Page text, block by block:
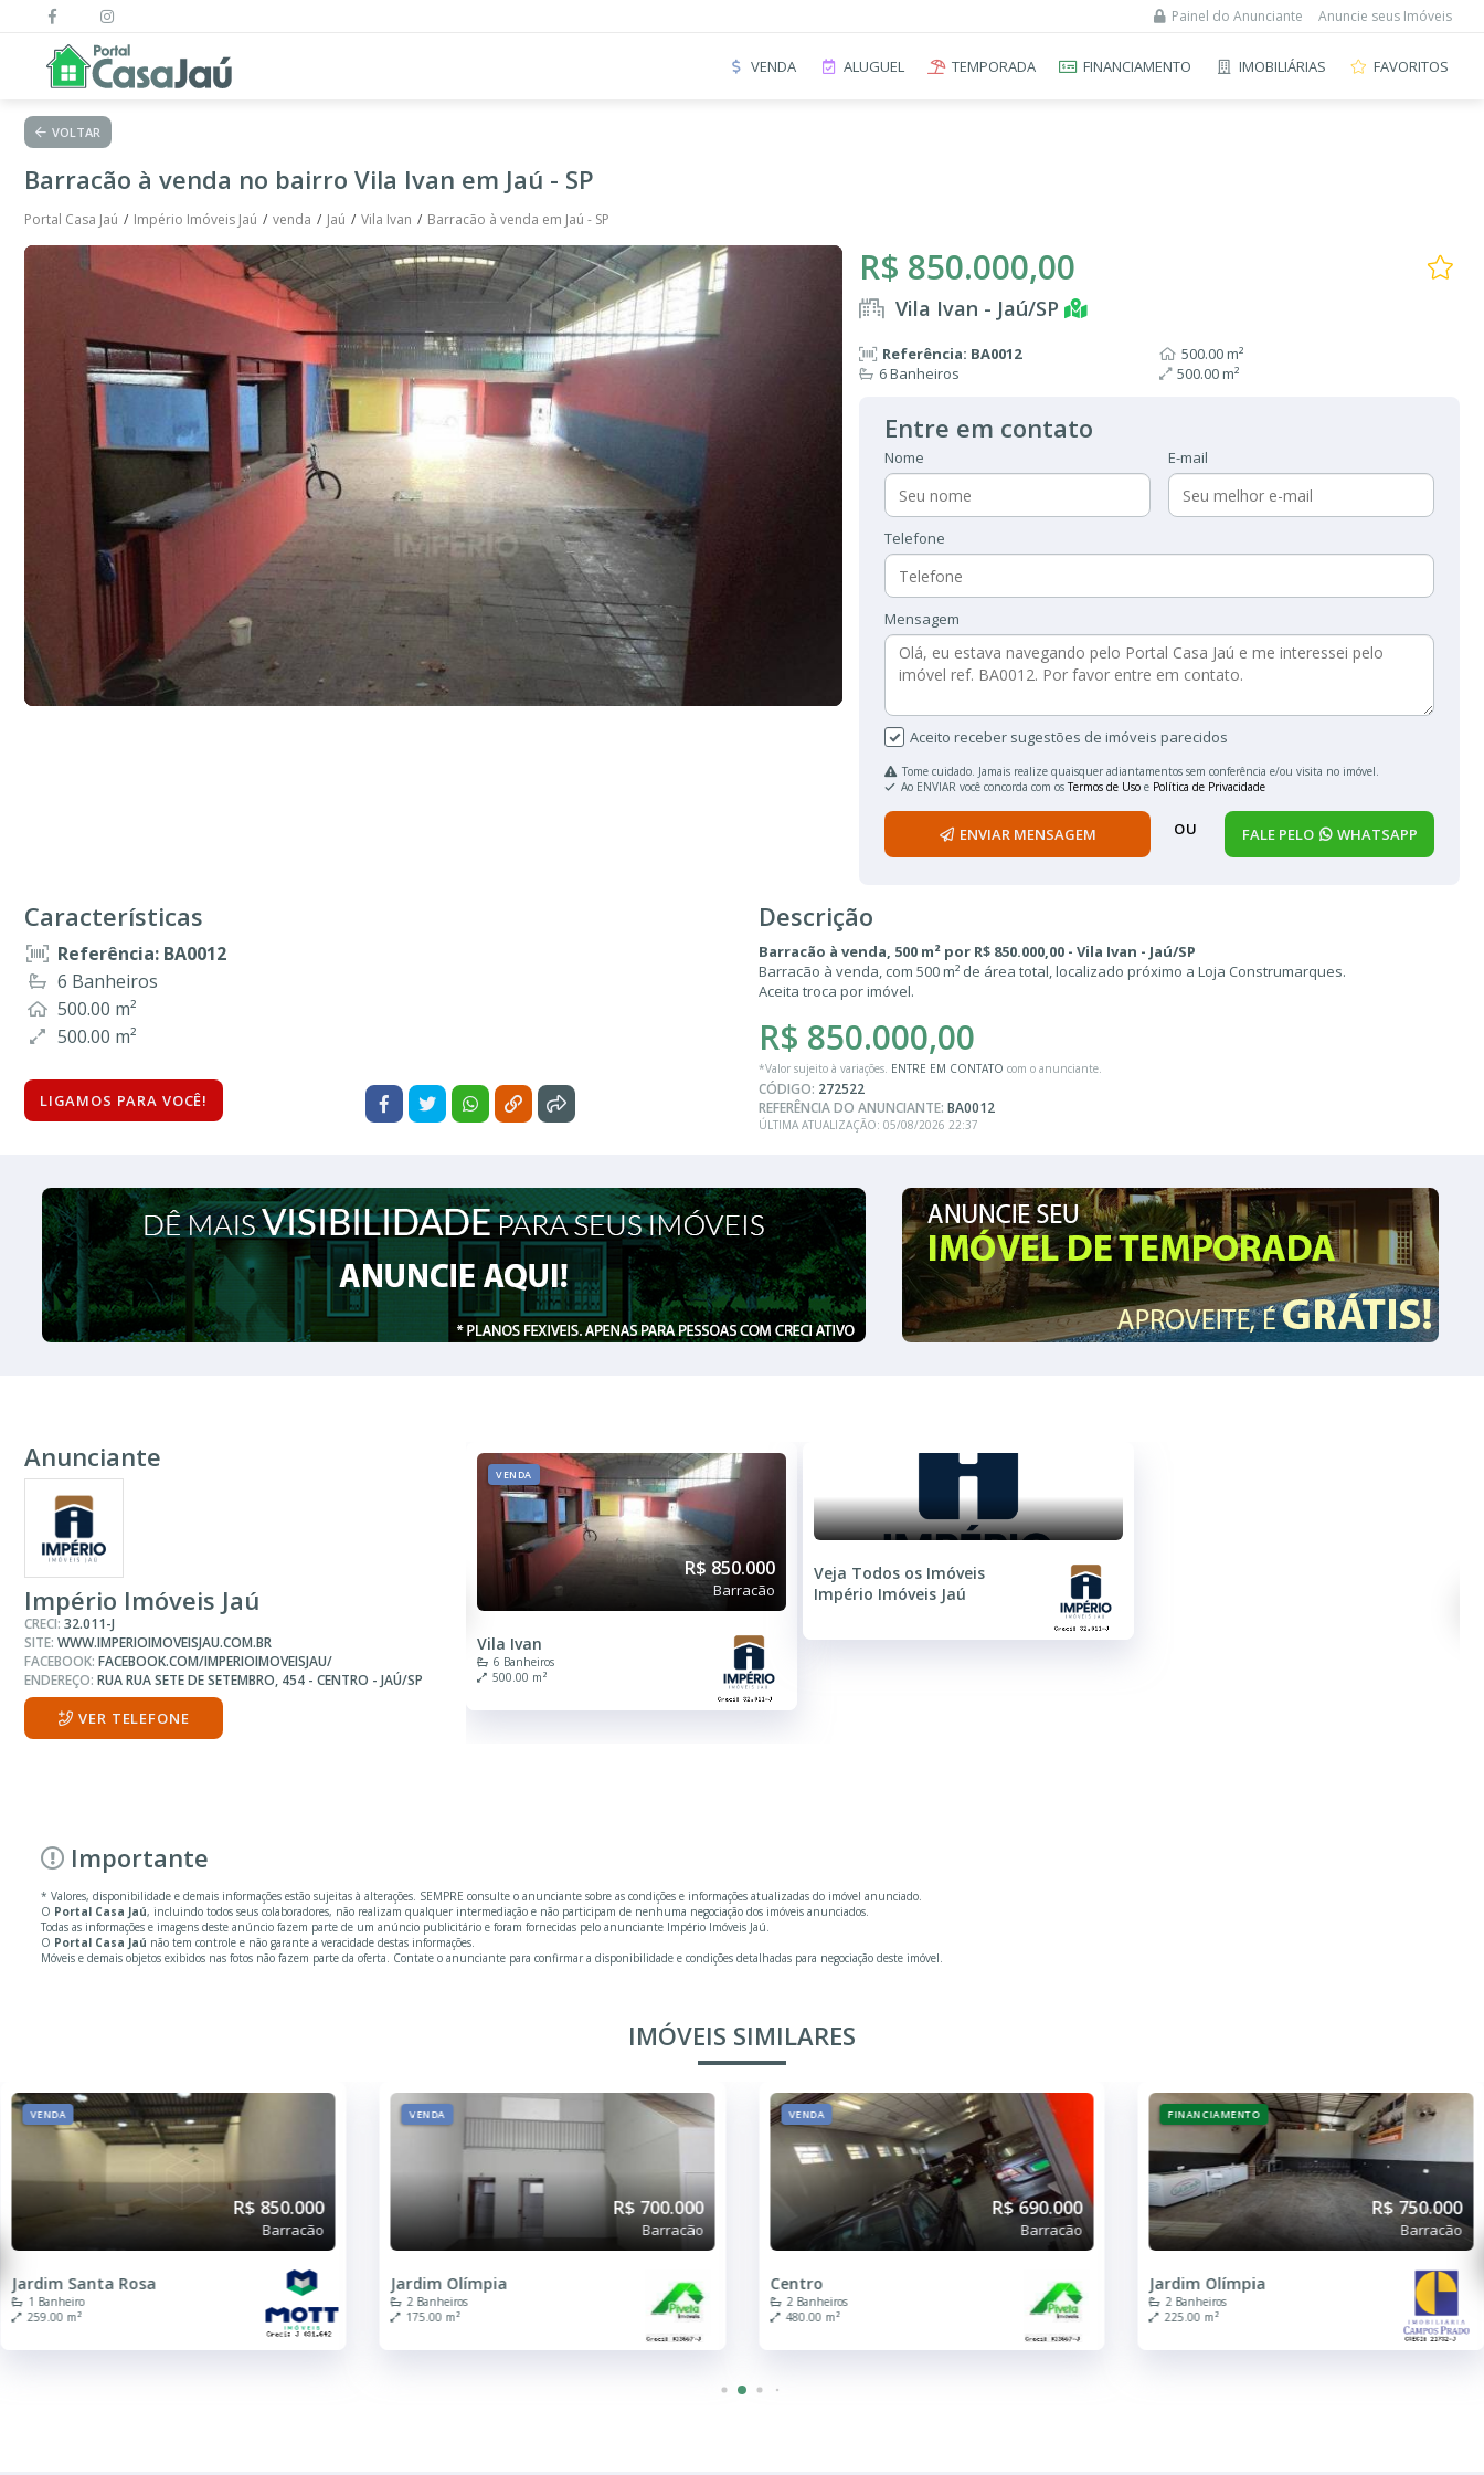
Painel do Anunciante Anuncie seus Imóveis
VENDA ALUGUEL TEMPORADA FINANCIAMENTO IMOBILIÁRIAS FAVORITOS
VOLTAR
Barracão à venda no bairro Vila Ivan em Jaú - SP
Portal Casa Jaú Império Imóveis Jaú venda Jaú Vila Ivan Barracão à venda em Jaú - SP
R$ 850.000,00
Vila Ivan - Jaú/SP
Referência: BA0012
6 Banheiros
500.00 m²
500.00 m²
Entre em contato
Nome E-mail
Telefone
Mensagem
Aceito receber sugestões de imóveis parecidos
Tome cuidado. Jamais realize quaisquer adiantamentos sem conferência e/ou visita no imóvel.
Ao ENVIAR você concorda com osTermos de Uso e Política de Privacidade
ENVIAR MENSAGEM OU FALE PELO WHATSAPP
Características
Referência: BA0012
6 Banheiros
500.00 m²
500.00 m²
LIGAMOS PARA VOCÊ!
Descrição
Barracão à venda, 500 m² por R$ 850.000,00 - Vila Ivan - Jaú/SP
Barracão à venda, com 500 m² de área total, localizado próximo a Loja Construmarques.
Aceita troca por imóvel.
R$ 850.000,00
*Valor sujeito à variações. ENTRE EM CONTATO com o anunciante.
CÓDIGO: 272522
REFERÊNCIA DO ANUNCIANTE: BA0012
ÚLTIMA ATUALIZAÇÃO: 05/08/2026 22:37
Anunciante
Império Imóveis Jaú
CRECI: 32.011-J
SITE: WWW.IMPERIOIMOVEISJAU.COM.BR
FACEBOOK: FACEBOOK.COM/IMPERIOIMOVEISJAU/
ENDEREÇO: RUA RUA SETE DE SETEMBRO, 454 - CENTRO - JAÚ/SP
VER TELEFONE
VENDA
R$ 850.000
Barracão
Vila Ivan
6 Banheiros
500.00 m²
Veja Todos os Imóveis
Império Imóveis Jaú
Importante
* Valores, disponibilidade e demais informações estão sujeitas à alterações. SEMPRE consulte o anunciante sobre as condições e informações atualizadas do imóvel anunciado.
O Portal Casa Jaú, incluindo todos seus colaboradores, não realizam qualquer intermediação e não participam de nenhuma negociação dos imóveis anunciados.
Todas as informações e imagens deste anúncio fazem parte de um anúncio publicitário e foram fornecidas pelo anunciante Império Imóveis Jaú.
O Portal Casa Jaú não tem controle e não garante a veracidade destas informações.
Móveis e demais objetos exibidos nas fotos não fazem parte da oferta. Contate o anunciante para confirmar a disponibilidade e condições detalhadas para negociação deste imóvel.
IMÓVEIS SIMILARES
VENDA
R$ 700.000
Barracão
Jardim Olímpia
2 Banheiros
175.00 m²
VENDA
R$ 690.000
Barracão
Centro
2 Banheiros
480.00 m²
FINANCIAMENTO
R$ 750.000
Barracão
Jardim Olímpia
2 Banheiros
225.00 m²
FINANCIAMENTO
R$ 850.000
Barracão
Vila Alves de Almeida
500.00 m²